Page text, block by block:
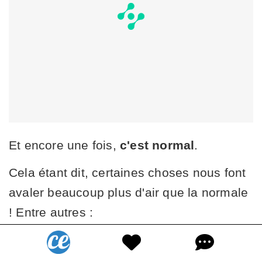
Et encore une fois, c'est normal
Cela étant dit, certaines choses nous font
avaler beaucoup plus d'air que la normale
! Entre autres :
le chewing-gum,